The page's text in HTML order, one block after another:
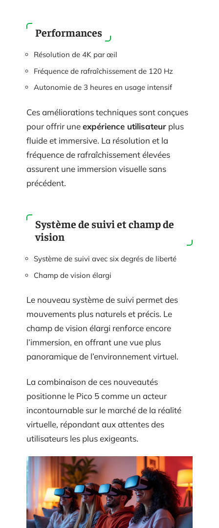
Performances
Résolution de 4K par œil
Fréquence de rafraîchissement de 120 Hz
Autonomie de 3 heures en usage intensif
Ces améliorations techniques sont conçues
pour offrir uneexpérience utilisateur plus
fluide et immersive. La résolution et la
fréquence de rafraîchissement élevées
assurent une immersion visuelle sans
précédent.
Système de suivi et champ de
vision
Système de suivi avec six degrés de liberté
Champ de vision élargi
Le nouveau système de suivi permet des
mouvements plus naturels et précis. Le
champ de vision élargi renforce encore
l’immersion, en offrant une vue plus
panoramique de l’environnement virtuel.
La combinaison de ces nouveautés
positionne le Pico 5 comme un acteur
incontournable sur le marché de la réalité
virtuelle, répondant aux attentes des
utilisateurs les plus exigeants.